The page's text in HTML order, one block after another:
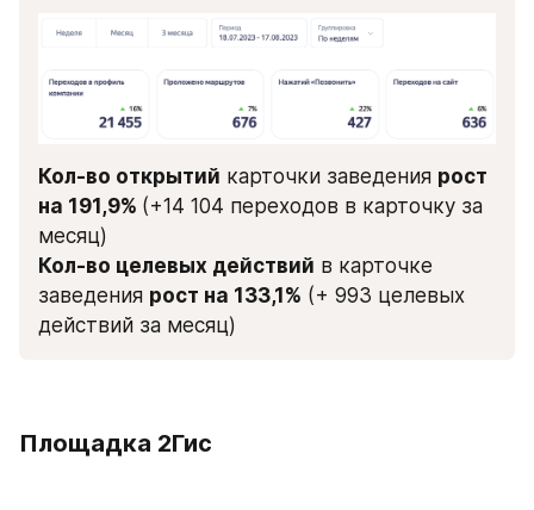
Кол-во открытий карточки заведения рост
на 191,9% (+14 104 переходов в карточку за
месяц)
Кол-во целевых действий в карточке
заведения рост на 133,1% (+ 993 целевых
действий за месяц)
Площадка 2Гис